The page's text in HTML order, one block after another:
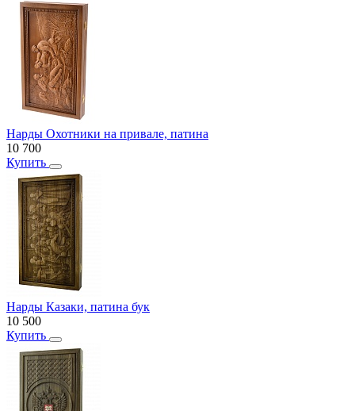
Нарды Охотники на привале, патина
10 700
Купить
Нарды Казаки, патина бук
10 500
Купить